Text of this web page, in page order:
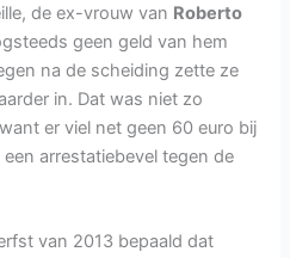
de ex-vrouw van Roberto
geen geld van hem
na de scheiding zette ze
in. Dat was niet zo
er viel net geen 60 euro bij
arrestatiebevel tegen de
van 2013 bepaald dat